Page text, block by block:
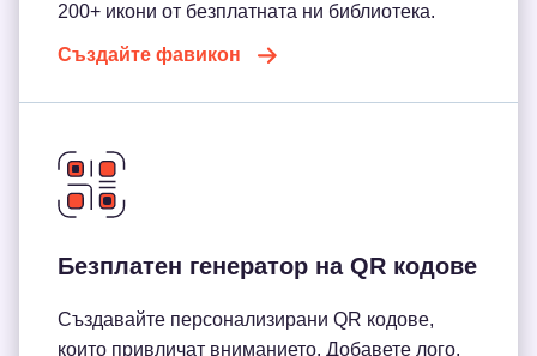
200+ икони от безплатната ни библиотека.
Създайте фавикон
Безплатен генератор на QR кодове
Създавайте персонализирани QR кодове,
които привличат вниманието. Добавете лого,